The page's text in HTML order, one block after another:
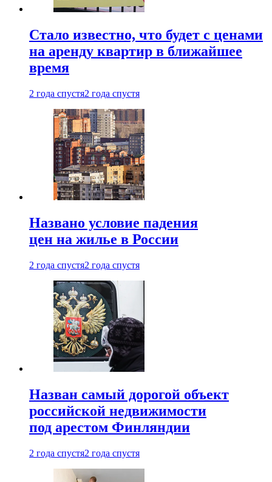
Стало известно, что будет с ценами
на аренду квартир в ближайшее
время
2 года спустя2 года спустя
Названо условие падения
цен на жилье в России
2 года спустя2 года спустя
Назван самый дорогой объект
российской недвижимости
под арестом Финляндии
2 года спустя2 года спустя